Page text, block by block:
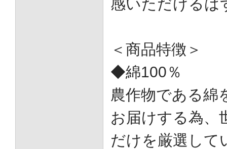
感いただけるは
＜商品特徴＞
◆綿100％
農作物である綿
お届けする為、
だけを厳選して